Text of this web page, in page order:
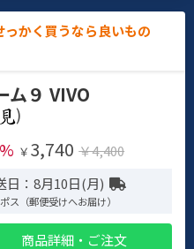
かく買うなら良いもの
ム９ VIVO
)
￥ 3,740 ￥4,400
日：8月10日(月)
ス（郵便受けへお届け）
商品詳細・ご注文